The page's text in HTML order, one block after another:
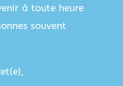
à toute heure
souvent